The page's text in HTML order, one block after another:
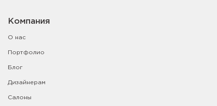
Компания
О нас
Портфолио
Блог
Дизайнерам
Салоны